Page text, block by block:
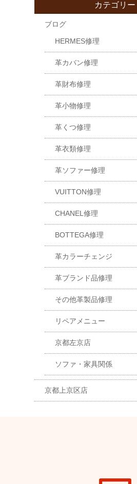
カテゴリー
ブログ
HERMES修理
革カバン修理
革財布修理
革小物修理
革くつ修理
革衣類修理
革ソファー修理
VUITTON修理
CHANEL修理
BOTTEGA修理
革カラーチェンジ
革ブランド品修理
その他革製品修理
リペアメニュー
京都左京店
ソファ・家具関係
京都上京区店